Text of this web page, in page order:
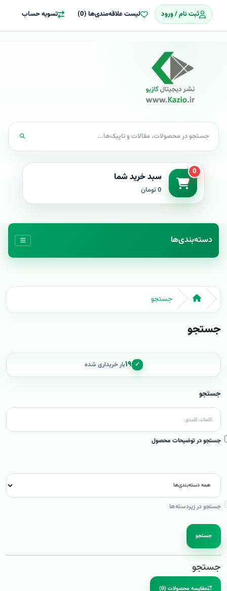
ثبت نام / ورود لیست علاقه‌مندی‌ها (0) تسویه حساب
0 سبد خرید شما
0 تومان
دسته‌بندی‌ها
جستجو
جستجو
✓ ۱۹بار خریداری شده
جستجو
جستجو در توضیحات محصول
جستجو در زیردسته‌ها
جستجو
جستجو
مقایسه محصولات (0)